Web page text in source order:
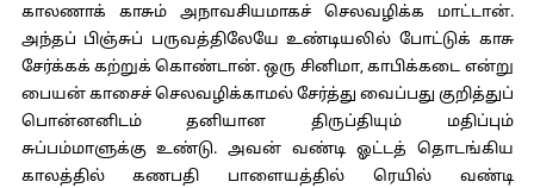
காலணாக் காசும் அநாவசியமாகச் செலவழிக்க மாட்டான்.
அந்தப் பிஞ்சுப் பருவத்திலேயே உண்டியலில் போட்டுக் காசு
சேர்க்கக் கற்றுக் கொண்டான். ஒரு சினிமா, காபிக்கடை என்று
பையன் காசைச் செலவழிக்காமல் சேர்த்து வைப்பது குறித்துப்
பொன்னனிடம் தனியான திருப்தியும் மதிப்பும்
சுப்பம்மாளுக்கு உண்டு. அவன் வண்டி ஓட்டத் தொடங்கிய
காலத்தில் கணபதி பாளையத்தில் ரெயில் வண்டி